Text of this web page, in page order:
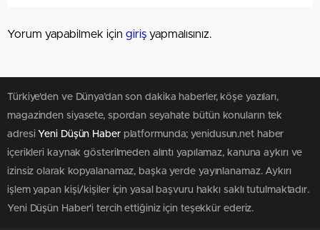
Yorum yapabilmek için giriş yapmalısınız.
Türkiye'den ve Dünya’dan son dakika haberler, köşe yazıları,
magazinden siyasete, spordan seyahate bütün konuların tek
adresi Yeni Düşün Haberplatformunda; yenidusun.net haber
içerikleri kaynak gösterilmeden alıntı yapılamaz, kanuna aykırı ve
izinsiz olarak kopyalanamaz, başka yerde yayınlanamaz. Aykırı
işlem yapan kişi/kişiler için yasal başvuru hakkı saklı tutulmaktadır.
Yeni Düşün Haber'i tercih ettiğiniz için teşekkür ederiz.